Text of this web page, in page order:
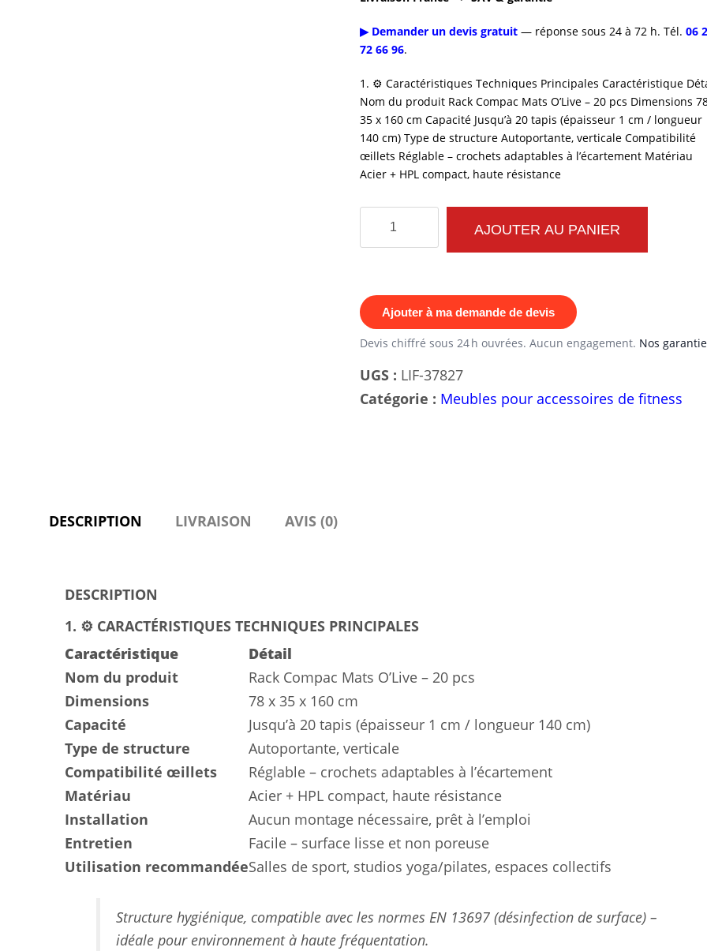
▶ Demander un devis gratuit— réponse sous 24 à 72 h. Tél. 06
72 66 96.
1. ⚙️ Caractéristiques Techniques Principales Caractéristique
Nom du produit Rack Compac Mats O’Live – 20 pcs Dimensions
35 x 160 cm Capacité Jusqu’à 20 tapis (épaisseur 1 cm / longueur
140 cm) Type de structure Autoportante, verticale Compatibilité
œillets Réglable – crochets adaptables à l’écartement Matériau
Acier + HPL compact, haute résistance
quantité
de
Mats
O’Live
20
pcs
Œillets
AJOUTER AU PANIER
Ajouter à ma demande de devis
Devis chiffré sous 24 h ouvrées. Aucun engagement. Nos
UGS : LIF-37827
Catégorie : Meubles pour accessoires de fitness
DESCRIPTION LIVRAISON AVIS (0)
DESCRIPTION
1. ⚙️ CARACTÉRISTIQUES TECHNIQUES PRINCIPALES
Caractéristique
Détail
Nom du produit
Rack Compac Mats O’Live – 20 pcs
Dimensions
78 x 35 x 160 cm
Capacité
Jusqu’à 20 tapis (épaisseur 1 cm / longueur 140 cm)
Type de structure
Autoportante, verticale
Compatibilité œillets
Réglable – crochets adaptables à l’écartement
Matériau
Acier + HPL compact, haute résistance
Installation
Aucun montage nécessaire, prêt à l’emploi
Entretien
Facile – surface lisse et non poreuse
Utilisation recommandéeSalles de sport, studios yoga/pilates, espaces collectifs
Structure hygiénique, compatible avec les normes EN 13697 (désinfection de surface) –
idéale pour environnement à haute fréquentation.